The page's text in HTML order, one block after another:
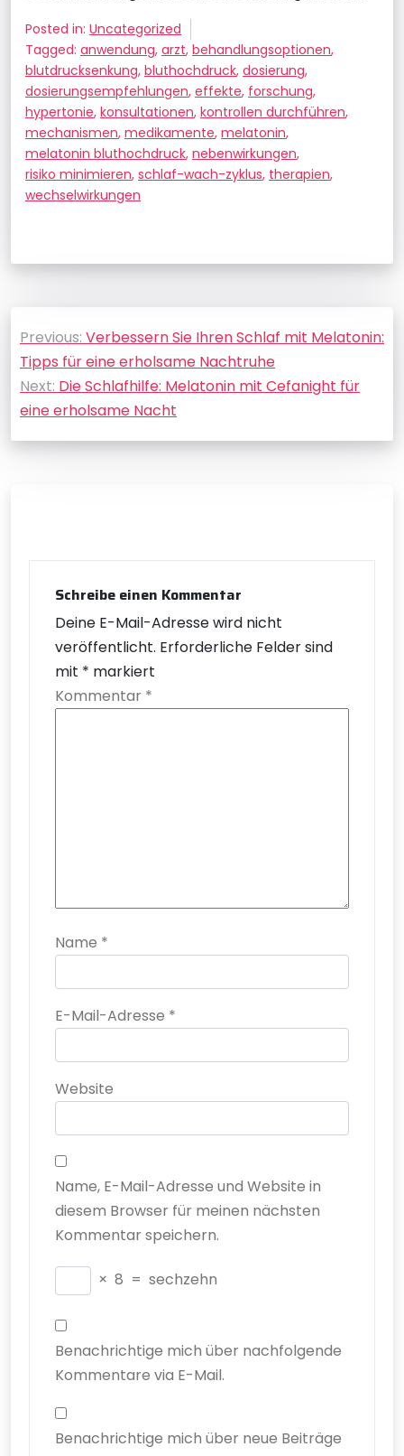
Posted in: Uncategorized
Tagged: anwendung, arzt, behandlungsoptionen,
blutdrucksenkung, bluthochdruck, dosierung,
dosierungsempfehlungen, effekte, forschung,
hypertonie, konsultationen, kontrollen durchführen,
mechanismen, medikamente, melatonin,
melatonin bluthochdruck, nebenwirkungen,
risiko minimieren, schlaf-wach-zyklus, therapien,
wechselwirkungen
Beitragsnavigation
Previous: Verbessern Sie Ihren Schlaf mit Melatonin:
Tipps für eine erholsame Nachtruhe
Next: Die Schlafhilfe: Melatonin mit Cefanight für
eine erholsame Nacht
Schreibe einen Kommentar
Deine E-Mail-Adresse wird nicht
veröffentlicht. Erforderliche Felder sind
mit * markiert
Kommentar *
Name *
E-Mail-Adresse *
Website
Name, E-Mail-Adresse und Website in
diesem Browser für meinen nächsten
Kommentar speichern.
× 8 = sechzehn
Benachrichtige mich über nachfolgende
Kommentare via E-Mail.
Benachrichtige mich über neue Beiträge